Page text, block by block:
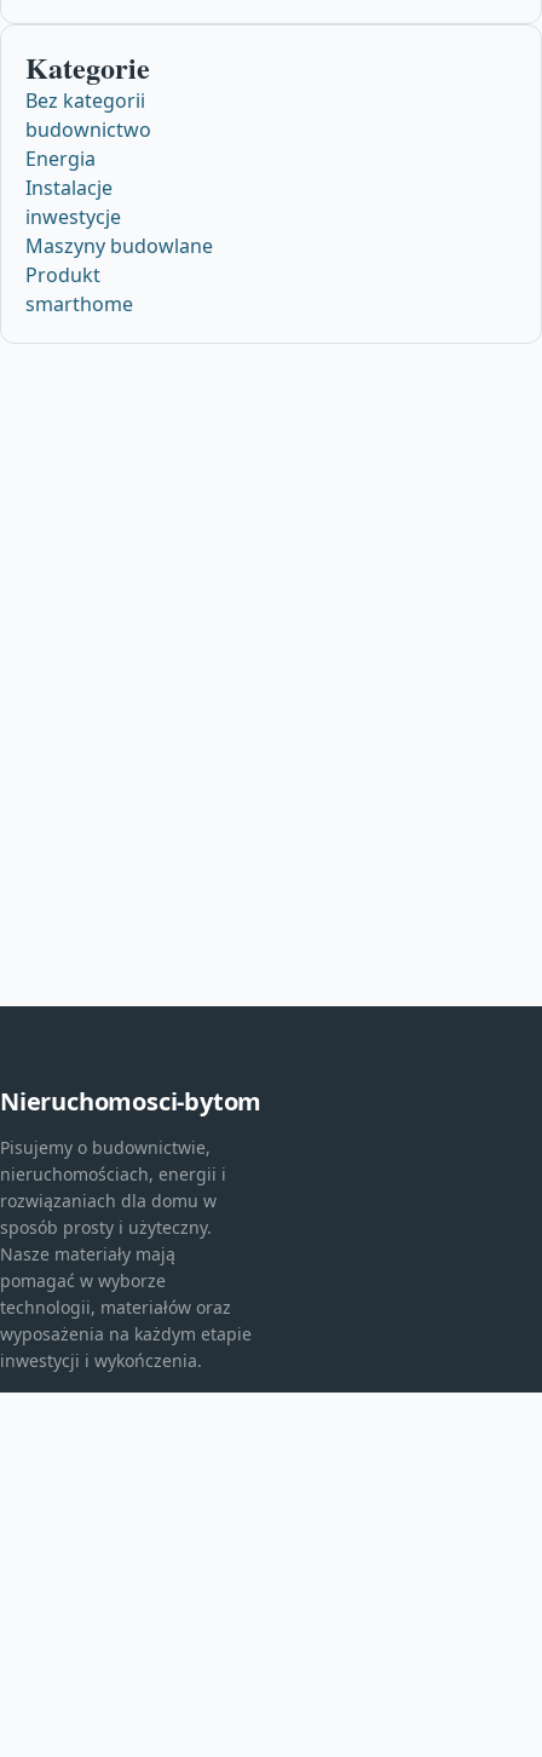
Kategorie
Bez kategorii
budownictwo
Energia
Instalacje
inwestycje
Maszyny budowlane
Produkt
smarthome
Nieruchomosci-bytom
Pisujemy o budownictwie,
nieruchomościach, energii i
rozwiązaniach dla domu w
sposób prosty i użyteczny.
Nasze materiały mają
pomagać w wyborze
technologii, materiałów oraz
wyposażenia na każdym etapie
inwestycji i wykończenia.